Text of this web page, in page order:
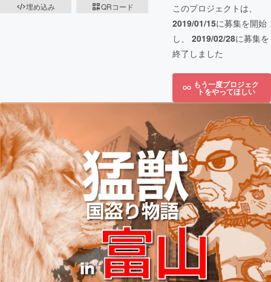
埋め込み
QRコード
このプロジェクトは、
2019/01/15に募集を開始
し、 2019/02/28に募集を
終了しました
もう一度プロジェク
トをやってほしい